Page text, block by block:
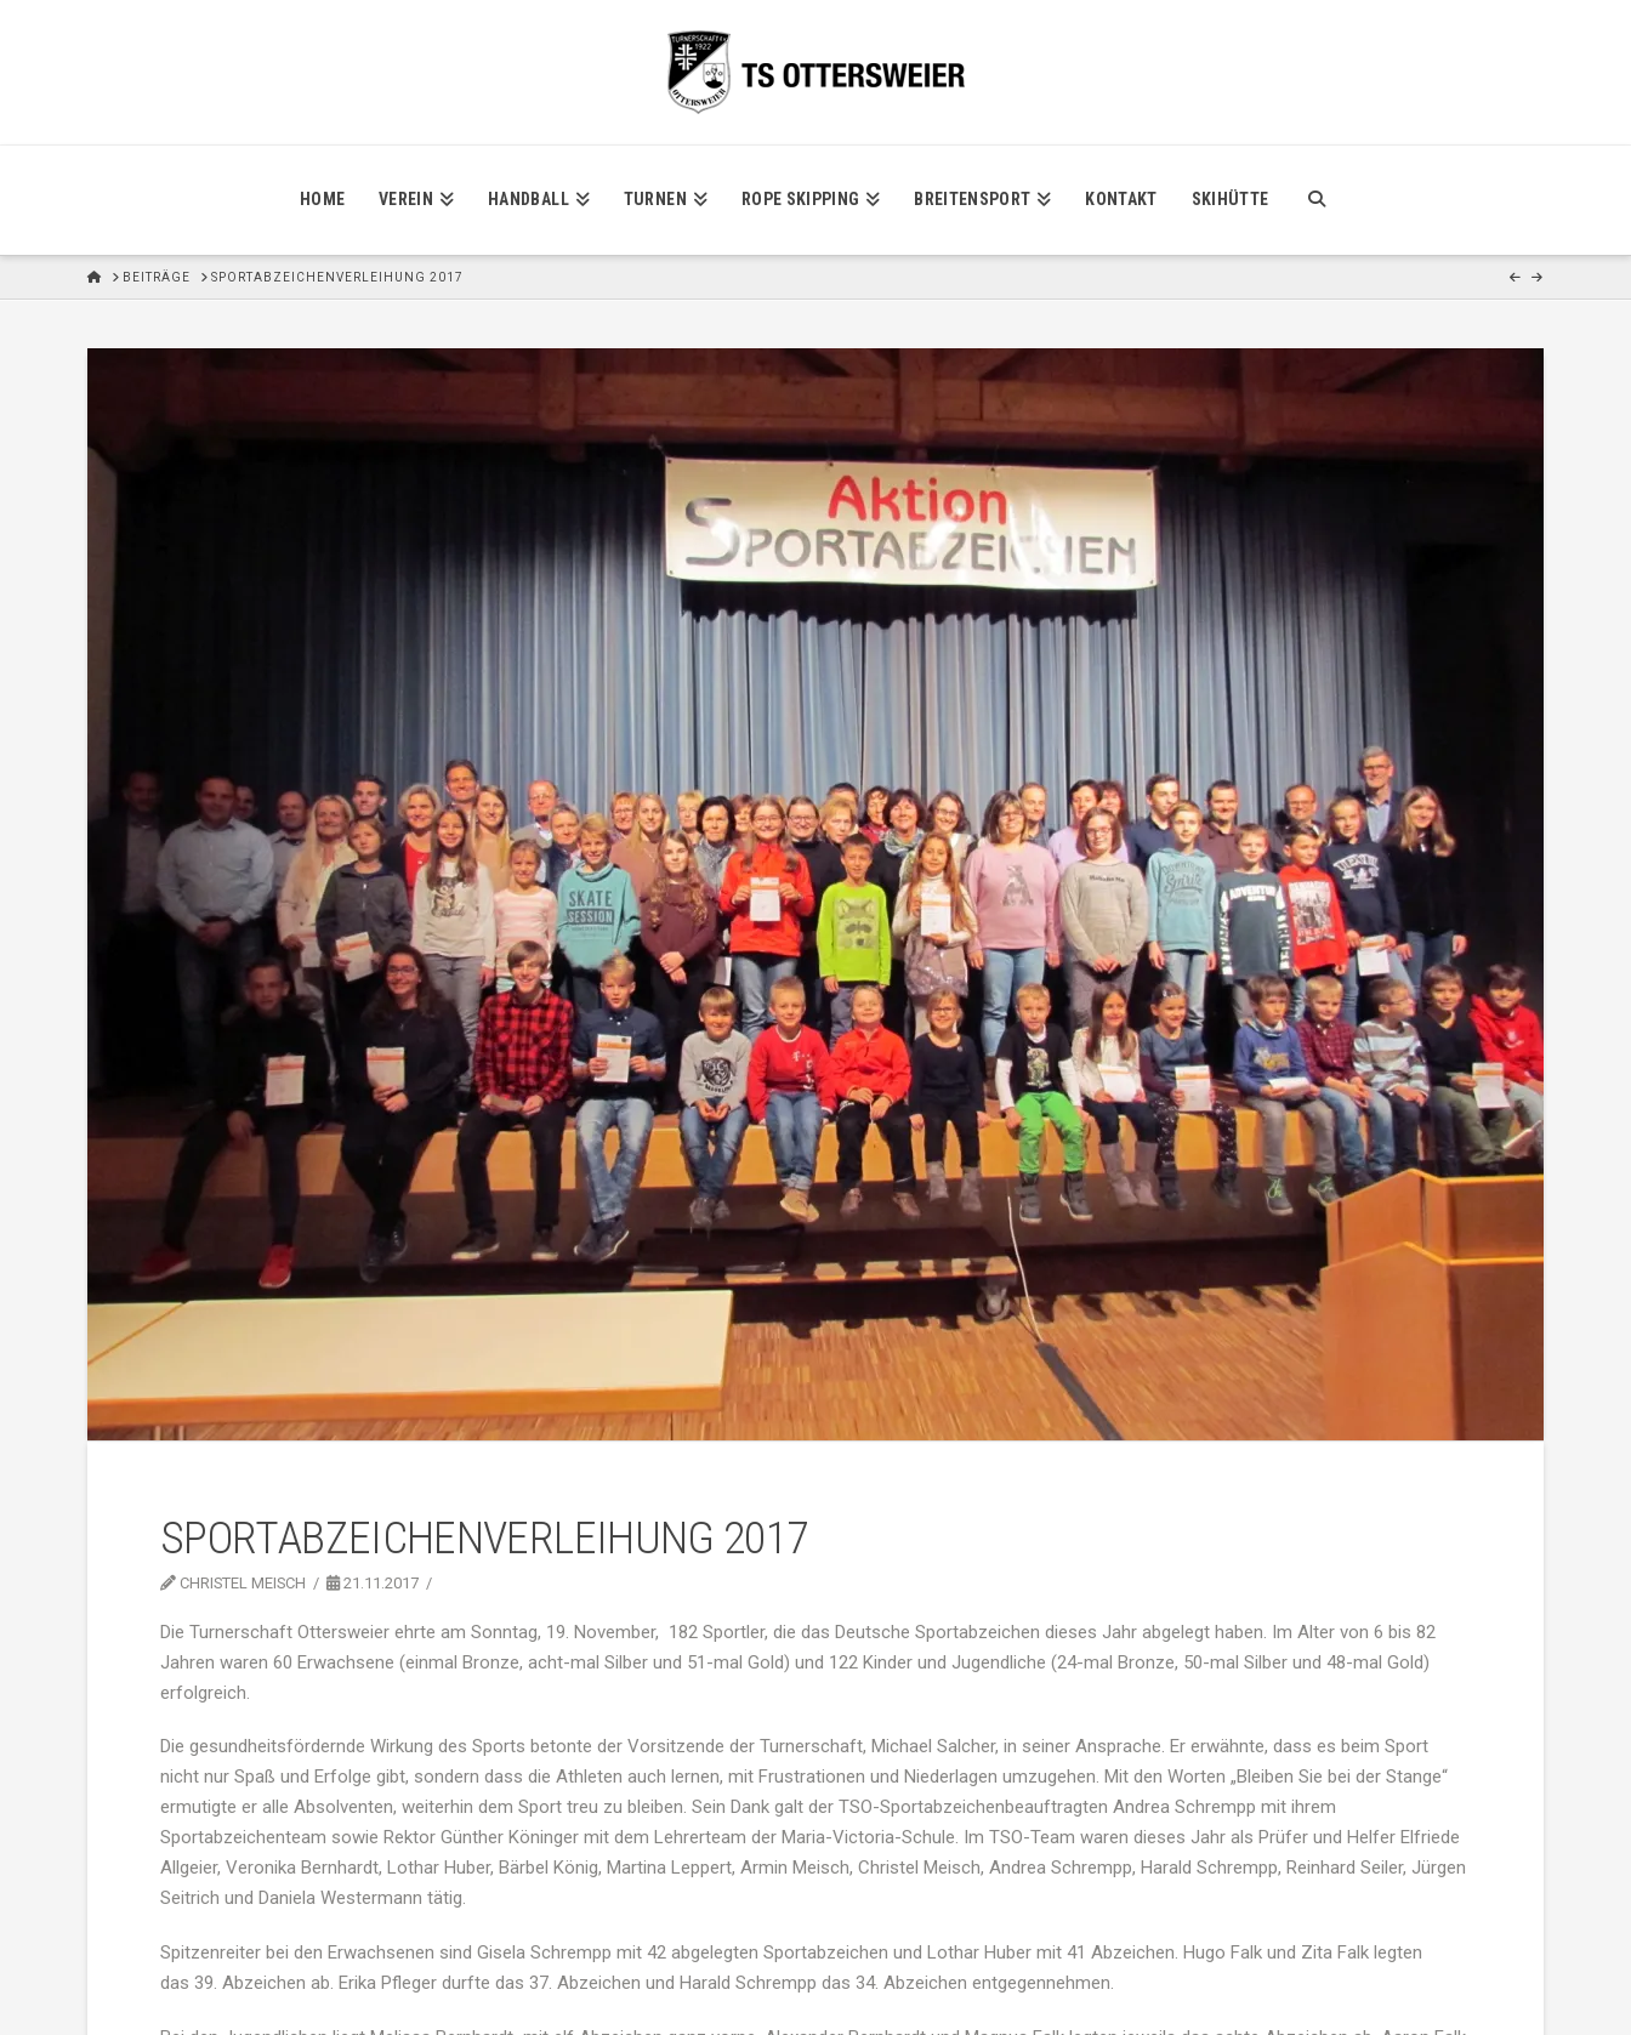
HOME VEREIN HANDBALL TURNEN ROPE SKIPPING BREITENSPORT KONTAKT SKIHÜTTE
BEITRÄGE SPORTABZEICHENVERLEIHUNG 2017
SPORTABZEICHENVERLEIHUNG 2017
CHRISTEL MEISCH 21.11.2017
Die Turnerschaft Ottersweier ehrte am Sonntag, 19. November, 182 Sportler, die das Deutsche Sportabzeichen dieses Jahr abgelegt haben. Im Alter von 6 bis 82
Jahren waren 60 Erwachsene (einmal Bronze, acht-mal Silber und 51-mal Gold) und 122 Kinder und Jugendliche (24-mal Bronze, 50-mal Silber und 48-mal Gold)
erfolgreich.
Die gesundheitsfördernde Wirkung des Sports betonte der Vorsitzende der Turnerschaft, Michael Salcher, in seiner Ansprache. Er erwähnte, dass es beim Sport
nicht nur Spaß und Erfolge gibt, sondern dass die Athleten auch lernen, mit Frustrationen und Niederlagen umzugehen. Mit den Worten „Bleiben Sie bei der Stange“
ermutigte er alle Absolventen, weiterhin dem Sport treu zu bleiben. Sein Dank galt der TSO-Sportabzeichenbeauftragten Andrea Schrempp mit ihrem
Sportabzeichenteam sowie Rektor Günther Köninger mit dem Lehrerteam der Maria-Victoria-Schule. Im TSO-Team waren dieses Jahr als Prüfer und Helfer Elfriede
Allgeier, Veronika Bernhardt, Lothar Huber, Bärbel König, Martina Leppert, Armin Meisch, Christel Meisch, Andrea Schrempp, Harald Schrempp, Reinhard Seiler, Jürgen
Seitrich und Daniela Westermann tätig.
Spitzenreiter bei den Erwachsenen sind Gisela Schrempp mit 42 abgelegten Sportabzeichen und Lothar Huber mit 41 Abzeichen. Hugo Falk und Zita Falk legten
das 39. Abzeichen ab. Erika Pfleger durfte das 37. Abzeichen und Harald Schrempp das 34. Abzeichen entgegennehmen.